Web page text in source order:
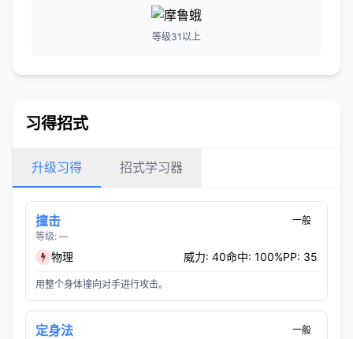
等级31以上
习得招式
升级习得 招式学习器
撞击
等级: —
一般
物理 威力: 40命中: 100%PP: 35
用整个身体撞向对手进行攻击。
定身法 一般